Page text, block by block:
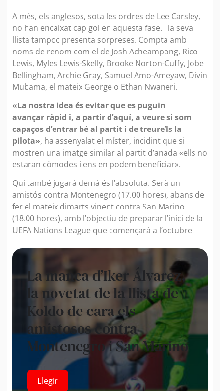
A més, els anglesos, sota les ordres de Lee Carsley,
no han encaixat cap gol en aquesta fase. I la seva
llista tampoc presenta sorpreses. Compta amb
noms de renom com el de Josh Acheampong, Rico
Lewis, Myles Lewis-Skelly, Brooke Norton-Cuffy, Jobe
Bellingham, Archie Gray, Samuel Amo-Ameyaw, Divin
Mubama, el mateix George o Ethan Nwaneri.
«La nostra idea és evitar que es puguin
avançar ràpid i, a partir d’aquí, a veure si som
capaços d’entrar bé al partit i de treure’ls la
pilota», ha assenyalat el míster, incidint que si
mostren una imatge similar al partit d’anada «ells no
estaran còmodes i ens en podem beneficiar».
Qui també jugarà demà és l’absoluta. Serà un
amistós contra Montenegro (17.00 hores), abans de
fer el mateix dimarts vinent contra San Marino
(18.00 hores), amb l’objectiu de preparar l’inici de la
UEFA Nations League que començarà a l’octubre.
La manca d’Iker Álvarez,
la novetat de la llista de
Koldo de cara els
amistosos contra
Montenegro i San Marino
Llegir